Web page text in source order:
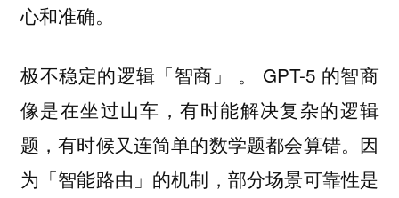
心和准确。
极不稳定的逻辑「智商」
。 GPT-5 的智商
像是在坐过山车，有时能解决复杂的逻辑
题，有时候又连简单的数学题都会算错。因
为「智能路由」的机制，部分场景可靠性是